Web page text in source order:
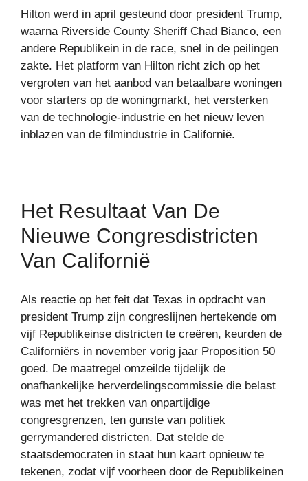
Hilton werd in april gesteund door president Trump,
waarna Riverside County Sheriff Chad Bianco, een
andere Republikein in de race, snel in de peilingen
zakte. Het platform van Hilton richt zich op het
vergroten van het aanbod van betaalbare woningen
voor starters op de woningmarkt, het versterken
van de technologie-industrie en het nieuw leven
inblazen van de filmindustrie in Californië.
Het Resultaat Van De
Nieuwe Congresdistricten
Van Californië
Als reactie op het feit dat Texas in opdracht van
president Trump zijn congreslijnen hertekende om
vijf Republikeinse districten te creëren, keurden de
Californiërs in november vorig jaar Proposition 50
goed. De maatregel omzeilde tijdelijk de
onafhankelijke herverdelingscommissie die belast
was met het trekken van onpartijdige
congresgrenzen, ten gunste van politiek
gerrymandered districten. Dat stelde de
staatsdemocraten in staat hun kaart opnieuw te
tekenen, zodat vijf voorheen door de Republikeinen